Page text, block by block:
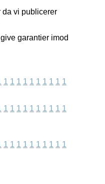
vi publicerer
garantier imod
1 1 1 1 1 1 1 1 1 1
1 1 1 1 1 1 1 1 1 1
1 1 1 1 1 1 1 1 1 1